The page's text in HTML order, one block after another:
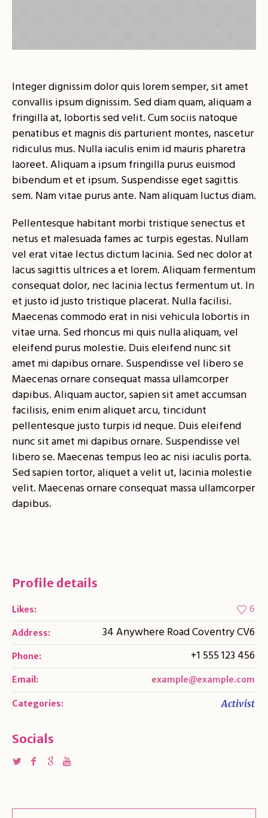
Integer dignissim dolor quis lorem semper, sit amet
convallis ipsum dignissim. Sed diam quam, aliquam a
fringilla at, lobortis sed velit. Cum sociis natoque
penatibus et magnis dis parturient montes, nascetur
ridiculus mus. Nulla iaculis enim id mauris pharetra
laoreet. Aliquam a ipsum fringilla purus euismod
bibendum et et ipsum. Suspendisse eget sagittis
sem. Nam vitae purus ante. Nam aliquam luctus diam.
Pellentesque habitant morbi tristique senectus et
netus et malesuada fames ac turpis egestas. Nullam
vel erat vitae lectus dictum lacinia. Sed nec dolor at
lacus sagittis ultrices a et lorem. Aliquam fermentum
consequat dolor, nec lacinia lectus fermentum ut. In
et justo id justo tristique placerat. Nulla facilisi.
Maecenas commodo erat in nisi vehicula lobortis in
vitae urna. Sed rhoncus mi quis nulla aliquam, vel
eleifend purus molestie. Duis eleifend nunc sit
amet mi dapibus ornare. Suspendisse vel libero se
Maecenas ornare consequat massa ullamcorper
dapibus. Aliquam auctor, sapien sit amet accumsan
facilisis, enim enim aliquet arcu, tincidunt
pellentesque justo turpis id neque. Duis eleifend
nunc sit amet mi dapibus ornare. Suspendisse vel
libero se. Maecenas tempus leo ac nisi iaculis porta.
Sed sapien tortor, aliquet a velit ut, lacinia molestie
velit. Maecenas ornare consequat massa ullamcorper
dapibus.
Profile details
Likes: 6
Address: 34 Anywhere Road Coventry CV6
Phone: +1 555 123 456
Email: example@example.com
Categories: Activist
Socials